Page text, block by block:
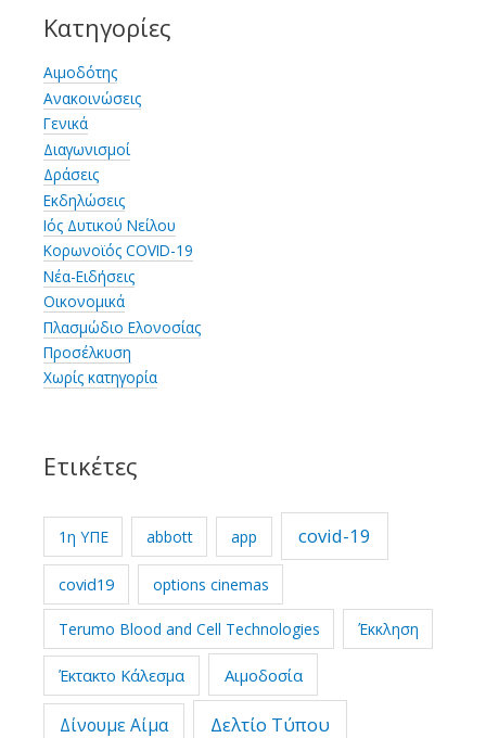
Κατηγορίες
Αιμοδότης
Ανακοινώσεις
Γενικά
Διαγωνισμοί
Δράσεις
Εκδηλώσεις
Ιός Δυτικού Νείλου
Κορωνοϊός COVID-19
Νέα-Ειδήσεις
Οικονομικά
Πλασμώδιο Ελονοσίας
Προσέλκυση
Χωρίς κατηγορία
Ετικέτες
1η ΥΠΕ abbott app covid-19
covid19 options cinemas
Terumo Blood and Cell Technologies Έκκληση
Έκτακτο Κάλεσμα Αιμοδοσία
Δίνουμε Αίμα Δελτίο Τύπου